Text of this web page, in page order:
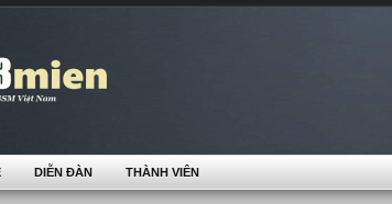
DIỄN ĐÀN THÀNH VIÊN